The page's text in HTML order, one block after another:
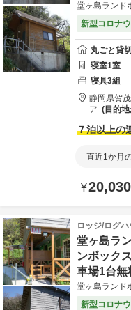
堂ヶ島ランド
新型コロナ
丸ごと貸切
寝室1室
寝具3組
静岡県賀
ア
目的
７泊以上の
直近1か月
¥20,030
ロッジ/ログ
堂ヶ島ラ
ンボック
車場1台無
堂ヶ島ランド
新型コロナ